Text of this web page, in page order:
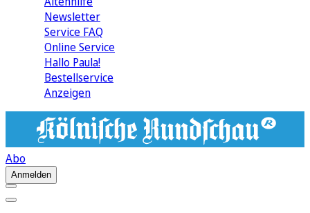
Newsletter
Service FAQ
Online Service
Hallo Paula!
Bestellservice
Anzeigen
Abo
Anmelden